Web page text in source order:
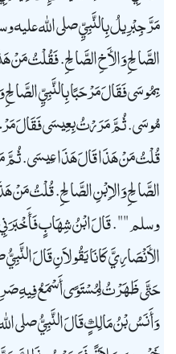
مَرَّ جِبْرِيلُ بِالنَّبِيِّ صلى الله
الصَّالِحِ وَالأَخِ الصَّالِحِ. فَقُلْتُ
بِمُوسَى فَقَالَ مَرْحَبًا بِالنَّبِيِّ
مُوسَى. ثُمَّ مَرَرْتُ بِعِيسَى فَقَالَ
قُلْتُ مَنْ هَذَا قَالَ هَذَا عِيسَى. ثُمَّ
الصَّالِحِ وَالاِبْنِ الصَّالِحِ. قُلْتُ مَنْ
وسلم "". قَالَ ابْنُ شِهَابٍ
الأَنْصَارِيَّ كَانَا يَقُولاَنِ قَالَ
حَتَّى ظَهَرْتُ لِمُسْتَوًى أَسْمَعُ فِيهِ
وَأَنَسُ بْنُ مَالِكٍ قَالَ النَّبِيُّ صلى